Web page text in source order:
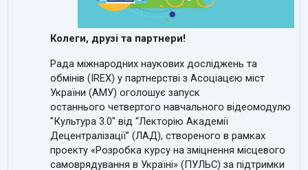
Колеги, друзі та партнери!
Рада міжнародних наукових досліджень та
обмінів (IREX) у партнерстві з Асоціацєю міст
України (АМУ) оголошує запуск
останньогочетвертого навчального відеомодулю
"Культура 3.0" від “Лекторію Академії
Децентралізації” (ЛАД), створеного в рамках
проекту «Розробка курсу на зміцнення місцевого
самоврядування в Україні» (ПУЛЬС) за підтримки